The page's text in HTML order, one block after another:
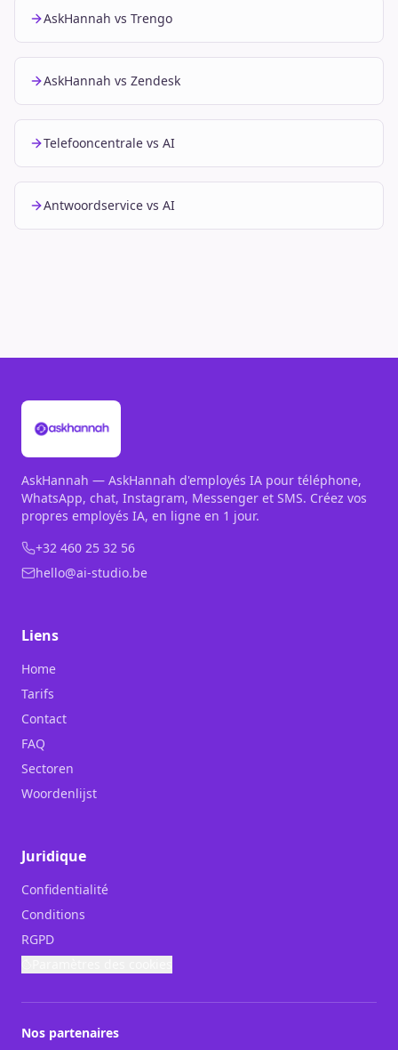
AskHannah vs Trengo
AskHannah vs Zendesk
Telefooncentrale vs AI
Antwoordservice vs AI
AskHannah — AskHannah d'employés IA pour téléphone,
WhatsApp, chat, Instagram, Messenger et SMS. Créez vos
propres employés IA, en ligne en 1 jour.
+32 460 25 32 56
hello@ai-studio.be
Liens
Home
Tarifs
Contact
FAQ
Sectoren
Woordenlijst
Juridique
Confidentialité
Conditions
RGPD
Nos partenaires